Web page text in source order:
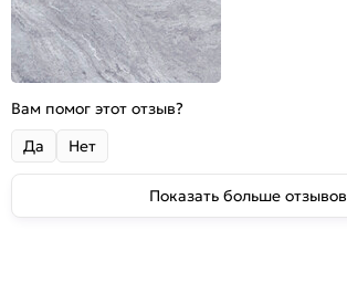
Вам помог этот отзыв?
Да
Нет
Показать больше отзывов